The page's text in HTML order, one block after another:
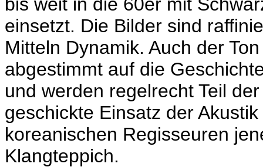
einsetzt. Die Bilder sind
Mitteln Dynamik. Auch der
abgestimmt auf die
und werden regelrecht Teil
geschickte Einsatz der
koreanischen Regisseuren
Klangteppich.